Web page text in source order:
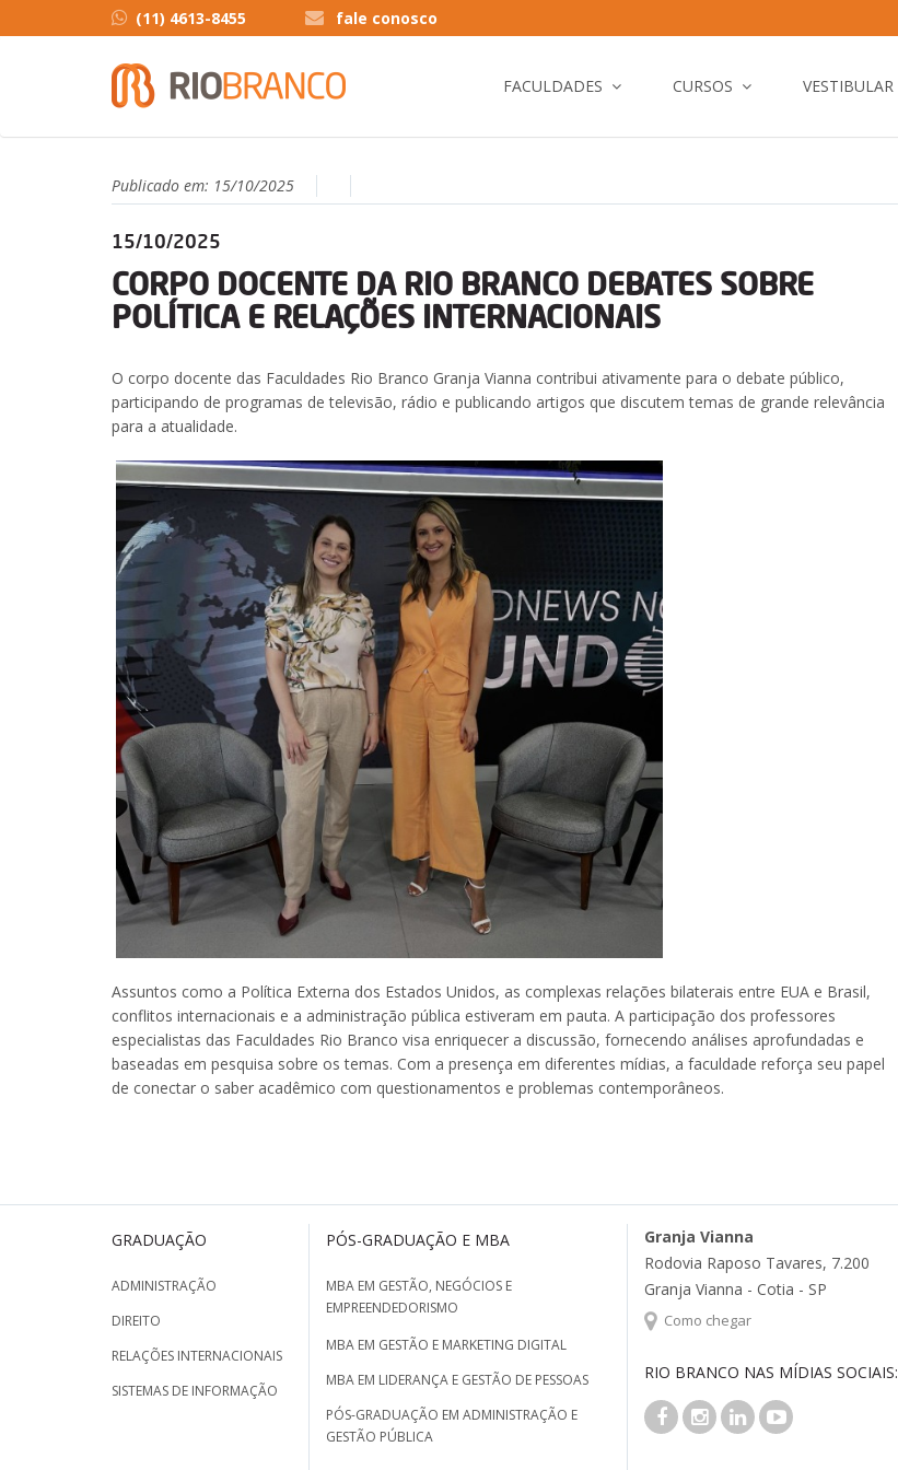
(11) 4613-8455 fale conosco
FACULDADES CURSOS VESTIBULAR
Publicado em: 15/10/2025
15/10/2025
CORPO DOCENTE DA RIO BRANCO DEBATES SOBRE
POLÍTICA E RELAÇÕES INTERNACIONAIS
O corpo docente das Faculdades Rio Branco Granja Vianna contribui ativamente para o debate público,
participando de programas de televisão, rádio e publicando artigos que discutem temas de grande relevância
para a atualidade.
Assuntos como a Política Externa dos Estados Unidos, as complexas relações bilaterais entre EUA e Brasil,
conflitos internacionais e a administração pública estiveram em pauta. A participação dos professores
especialistas das Faculdades Rio Branco visa enriquecer a discussão, fornecendo análises aprofundadas e
baseadas em pesquisa sobre os temas. Com a presença em diferentes mídias, a faculdade reforça seu papel
de conectar o saber acadêmico com questionamentos e problemas contemporâneos.
GRADUAÇÃO
ADMINISTRAÇÃO
DIREITO
RELAÇÕES INTERNACIONAIS
SISTEMAS DE INFORMAÇÃO
PÓS-GRADUAÇÃO E MBA
MBA EM GESTÃO, NEGÓCIOS E
EMPREENDEDORISMO
MBA EM GESTÃO E MARKETING DIGITAL
MBA EM LIDERANÇA E GESTÃO DE PESSOAS
PÓS-GRADUAÇÃO EM ADMINISTRAÇÃO E
GESTÃO PÚBLICA
Granja Vianna
Rodovia Raposo Tavares, 7.200
Granja Vianna - Cotia - SP
Como chegar
RIO BRANCO NAS MÍDIAS SOCIAIS: